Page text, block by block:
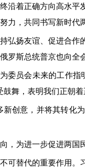
着正确方向高水
，共同书写新时代
弘扬友谊、促进合
罗斯总统普京也向全
员会未来的工作
舞，表明我们正朝
创意，并将其转化
为进一步促进两国
替代的重要作用